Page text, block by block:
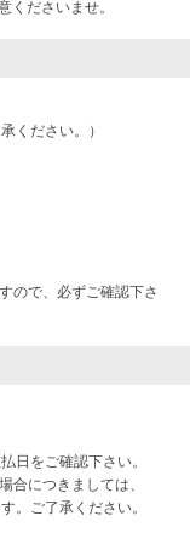
ださいませ。
ください。）
ので、必ずご確認下さ
日をご確認下さい。
合につきましては、
。ご了承ください。